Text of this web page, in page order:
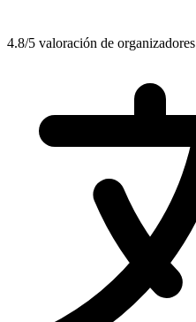
4.8/5 valoración de organizadores